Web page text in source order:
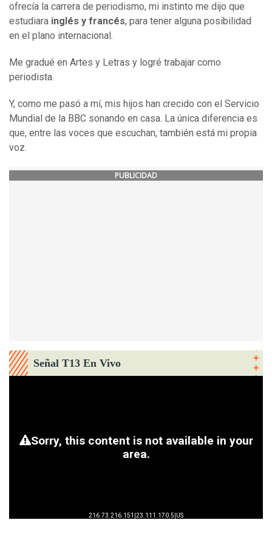
ofrecía la carrera de periodismo, mi instinto me dijo que
estudiara inglés y francés, para tener alguna posibilidad
en el plano internacional.
Me gradué en Artes y Letras y logré trabajar como
periodista.
Y, como me pasó a mí, mis hijos han crecido con el Servicio
Mundial de la BBC sonando en casa. La única diferencia es
que, entre las voces que escuchan, también está mi propia
voz.
PUBLICIDAD
Señal T13 En Vivo